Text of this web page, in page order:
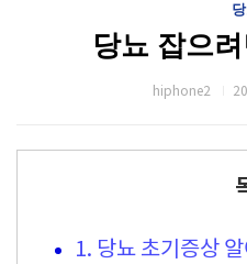
당뇨 잡으
hiphone2
1. 당뇨 초기증상 알